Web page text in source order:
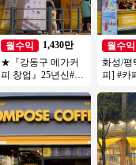
월수익
1,430만
★『강동구 메가커
피 창업』25년신#단
27년호재매장 창업
추천
월수익
화성/평
피] #카
#메가
업